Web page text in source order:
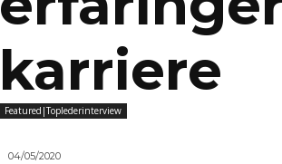
karriere
Featured|Toplederinterview
04/05/2020